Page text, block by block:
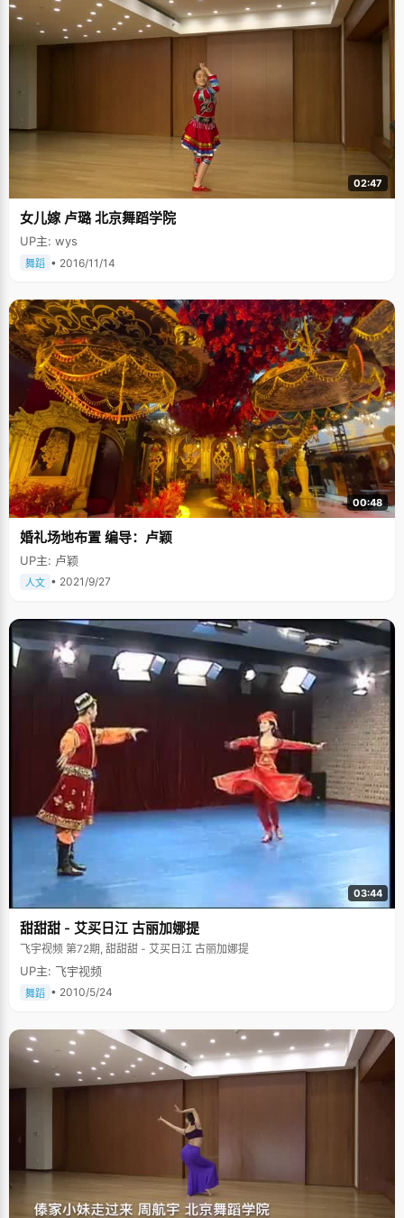
02:47
女儿嫁 卢璐 北京舞蹈学院
UP主: wys
舞蹈 • 2016/11/14
00:48
婚礼场地布置 编导：卢颖
UP主: 卢颖
人文 • 2021/9/27
03:44
甜甜甜 - 艾买日江 古丽加娜提
飞宇视频 第72期, 甜甜甜 - 艾买日江 古丽加娜提
UP主: 飞宇视频
舞蹈 • 2010/5/24